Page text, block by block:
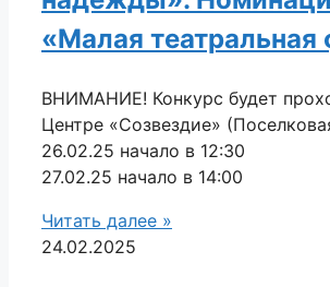
«Малая
ВНИМАНИЕ! Конкурс будет
Центре «Созвездие»
26.02.25 начало в 12:30
27.02.25 начало в 14:00
Читать далее »
24.02.2025